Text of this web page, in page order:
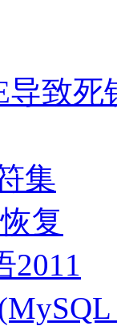
导致死
集
复
2011